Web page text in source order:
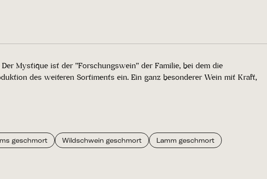
Mystique ist der "Forschungswein" der Familie, bei dem die
des weiteren Sortiments ein. Ein ganz besonderer Wein mit Kraft,
geschmort Wildschwein geschmort
Lamm geschmort